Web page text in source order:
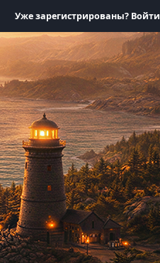
Уже зарегистрированы? Войти